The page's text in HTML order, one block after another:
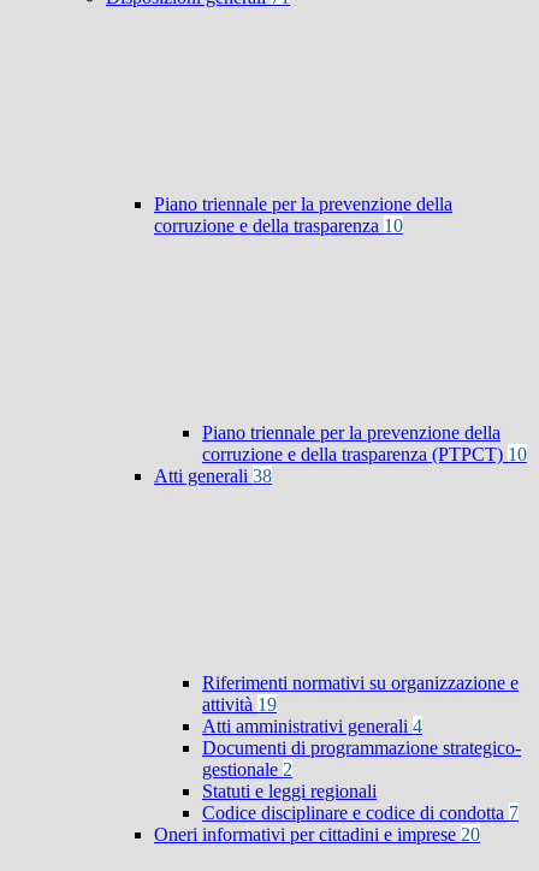
Piano triennale per la prevenzione della
corruzione e della trasparenza 10
Piano triennale per la prevenzione della
corruzione e della trasparenza (PTPCT) 10
Atti generali 38
Riferimenti normativi su organizzazione e
attività 19
Atti amministrativi generali 4
Documenti di programmazione strategico-
gestionale 2
Statuti e leggi regionali
Codice disciplinare e codice di condotta 7
Oneri informativi per cittadini e imprese 20